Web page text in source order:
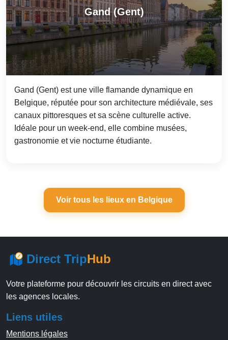
Gand (Gent)
Gand (Gent) est une ville flamande dynamique en
Belgique, réputée pour son architecture médiévale, ses
canaux pittoresques et sa scène culturelle active.
Idéale pour un week-end, elle combine musées,
gastronomie et vie nocturne étudiante.
Voir tous les lieux en Belgique
Direct TripHub
Votre plateforme pour découvrir les circuits en direct avec
les agences locales.
Liens utiles
Mentions légales